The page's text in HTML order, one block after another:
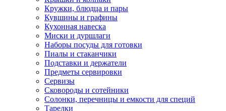
Кружки, блюдца и пары
Кувшины и графины
Кухонная навеска
Миски и дуршлаги
Наборы посуды для готовки
Пиалы и стаканчики
Подставки и держатели
Предметы сервировки
Сервизы
Сковороды и сотейники
Солонки, перечницы и емкости для специй
Тарелки